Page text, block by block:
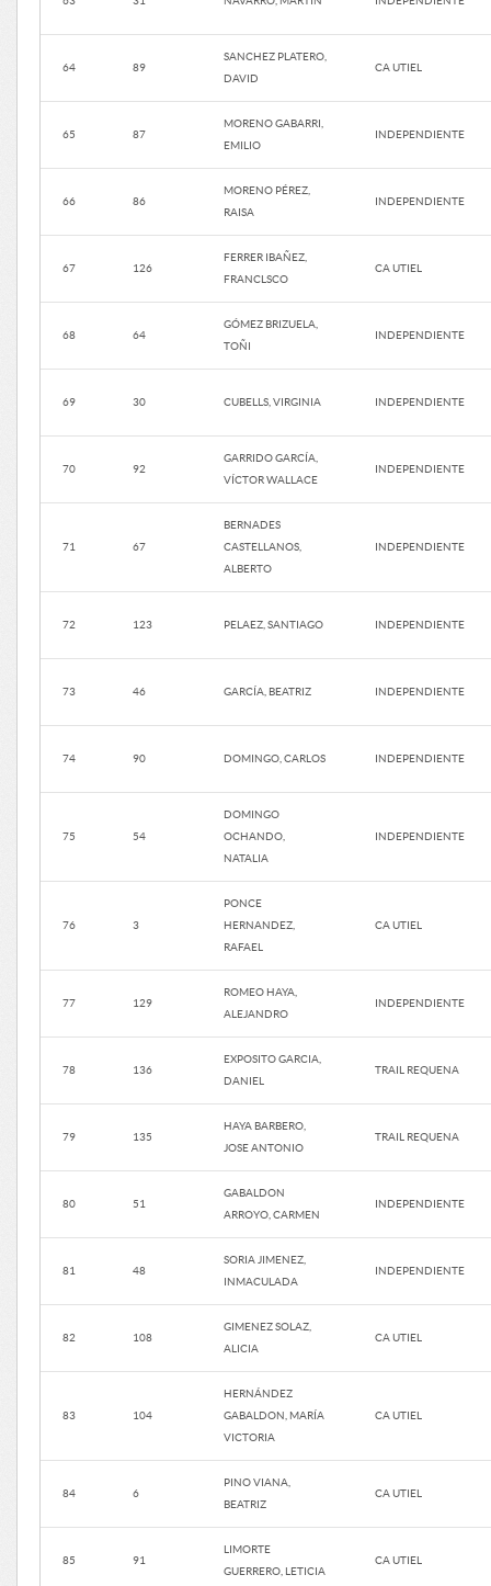
64 89
SANCHEZ PLATERO,
DAVID
CA UTIEL
65 87
MORENO GABARRI,
EMILIO
INDEPENDIENTE
66 86
MORENO PÉREZ,
RAISA
INDEPENDIENTE
67 126
FERRER IBAÑEZ,
FRANCLSCO
CA UTIEL
68 64
GÓMEZ BRIZUELA,
TOÑI
INDEPENDIENTE
69 30 CUBELLS, VIRGINIA INDEPENDIENTE
70 92
GARRIDO GARCÍA,
VÍCTOR WALLACE
INDEPENDIENTE
71 67
BERNADES
CASTELLANOS,
ALBERTO
INDEPENDIENTE
72 123 PELAEZ, SANTIAGO INDEPENDIENTE
73 46 GARCÍA, BEATRIZ INDEPENDIENTE
74 90 DOMINGO, CARLOS INDEPENDIENTE
75 54
DOMINGO
OCHANDO,
NATALIA
INDEPENDIENTE
76 3
PONCE
HERNANDEZ,
RAFAEL
CA UTIEL
77 129
ROMEO HAYA,
ALEJANDRO
INDEPENDIENTE
78 136
EXPOSITO GARCIA,
DANIEL
TRAIL REQUENA
79 135
HAYA BARBERO,
JOSE ANTONIO
TRAIL REQUENA
80 51
GABALDON
ARROYO, CARMEN
INDEPENDIENTE
81 48
SORIA JIMENEZ,
INMACULADA
INDEPENDIENTE
82 108
GIMENEZ SOLAZ,
ALICIA
CA UTIEL
83 104
HERNÁNDEZ
GABALDON, MARÍA
VICTORIA
CA UTIEL
84 6
PINO VIANA,
BEATRIZ
CA UTIEL
85 91
LIMORTE
GUERRERO, LETICIA
CA UTIEL